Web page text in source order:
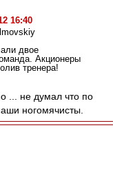
16:40
двое
Акционеры
тренера!
... не думал что по
ногомячисты.